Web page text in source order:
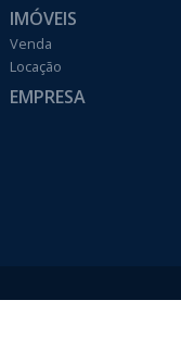
IMÓVEIS
Venda
Locação
EMPRESA